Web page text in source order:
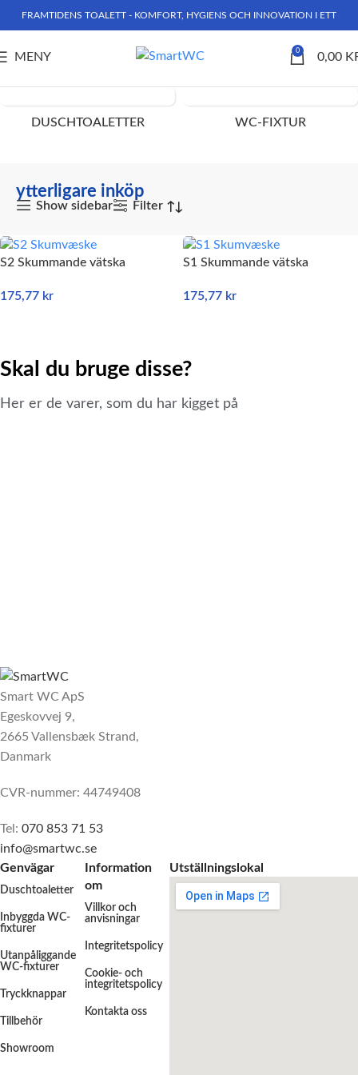
FRAMTIDENS TOALETT - KOMFORT, HYGIENS OCH INNOVATION I ETT
MENY 0 0,00
DUSCHTOALETTER WC-FIXTUR
ytterligare inköp
Show sidebar Filter
S2 Skummande vätska
175,77 kr
S1 Skummande vätska
175,77 kr
Skal du bruge disse?
Her er de varer, som du har kigget på
Smart WC ApS
Egeskovvej 9,
2665 Vallensbæk Strand,
Danmark
CVR-nummer: 44749408
Tel: 070 853 71 53
info@smartwc.se
Genvägar
Duschtoaletter
Inbyggda WC-
fixturer
Utanpåliggande
WC-fixturer
Tryckknappar
Tillbehör
Showroom
Information
om
Villkor och
anvisningar
Integritetspolicy
Cookie- och
integritetspolicy
Kontakta oss
Utställningslokal